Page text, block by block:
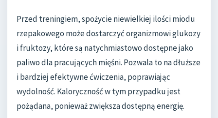
Przed treningiem, spożycie niewielkiej ilości miodu
rzepakowego może dostarczyć organizmowi glukozy
i fruktozy, które są natychmiastowo dostępne jako
paliwo dla pracujących mięśni. Pozwala to na dłuższe
i bardziej efektywne ćwiczenia, poprawiając
wydolność. Kaloryczność w tym przypadku jest
pożądana, ponieważ zwiększa dostępną energię.